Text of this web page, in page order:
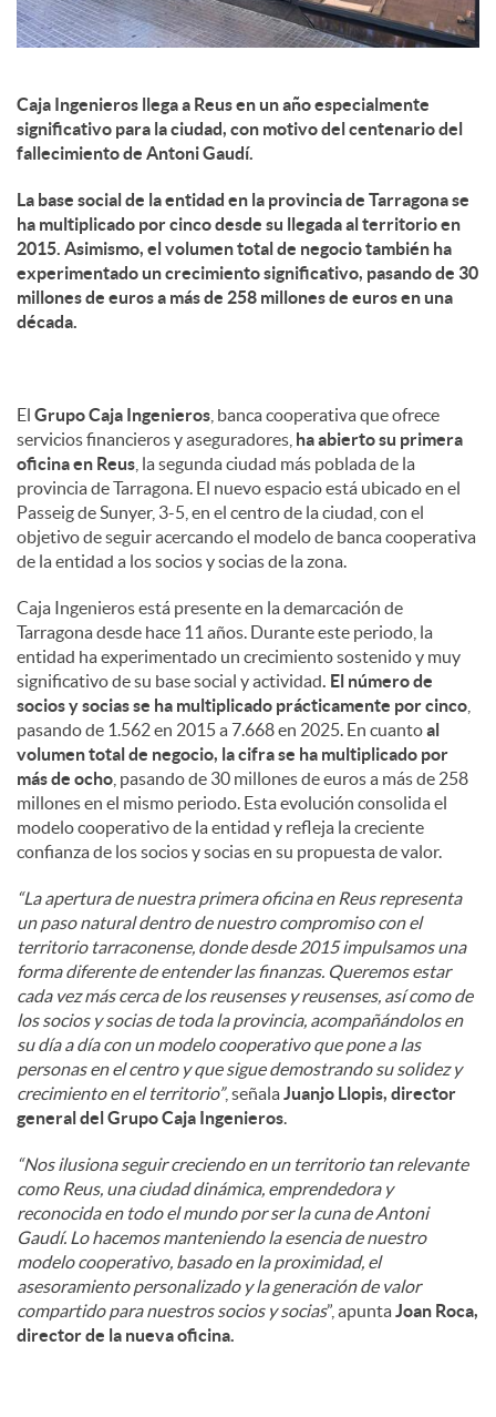
Caja Ingenieros llega a Reus en un año especialmente
significativo para la ciudad, con motivo del centenario del
fallecimiento de Antoni Gaudí.
La base social de la entidad en la provincia de Tarragona se
ha multiplicado por cinco desde su llegada al territorio en
2015. Asimismo, el volumen total de negocio también ha
experimentado un crecimiento significativo, pasando de 30
millones de euros a más de 258 millones de euros en una
década.
El Grupo Caja Ingenieros , banca cooperativa que ofrece
servicios financieros y aseguradores, ha abierto su primera
oficina en Reus , la segunda ciudad más poblada de la
provincia de Tarragona. El nuevo espacio está ubicado en el
Passeig de Sunyer, 3-5, en el centro de la ciudad, con el
objetivo de seguir acercando el modelo de banca cooperativa
de la entidad a los socios y socias de la zona.
Caja Ingenieros está presente en la demarcación de
Tarragona desde hace 11 años. Durante este periodo, la
entidad ha experimentado un crecimiento sostenido y muy
significativo de su base social y actividad. El número de
socios y socias se ha multiplicado prácticamente por cinco
pasando de 1.562 en 2015 a 7.668 en 2025. En cuantoal
volumen total de negocio, la cifra se ha multiplicado por
más de ocho , pasando de 30 millones de euros a más de 258
millones en el mismo periodo. Esta evolución consolida el
modelo cooperativo de la entidad y refleja la creciente
confianza de los socios y socias en su propuesta de valor.
“La apertura de nuestra primera oficina en Reus representa
un paso natural dentro de nuestro compromiso con el
territorio tarraconense, donde desde 2015 impulsamos una
forma diferente de entender las finanzas. Queremos estar
cada vez más cerca de los reusenses y reusenses, así como de
los socios y socias de toda la provincia, acompañándolos en
su día a día con un modelo cooperativo que pone a las
personas en el centro y que sigue demostrando su solidez y
crecimiento en el territorio”, señalaJuanjo Llopis, director
general del Grupo Caja Ingenieros.
“Nos ilusiona seguir creciendo en un territorio tan relevante
como Reus, una ciudad dinámica, emprendedora y
reconocida en todo el mundo por ser la cuna de Antoni
Gaudí. Lo hacemos manteniendo la esencia de nuestro
modelo cooperativo, basado en la proximidad, el
asesoramiento personalizado y la generación de valor
compartido para nuestros socios y socias”, apuntaJoan Roca,
director de la nueva oficina.